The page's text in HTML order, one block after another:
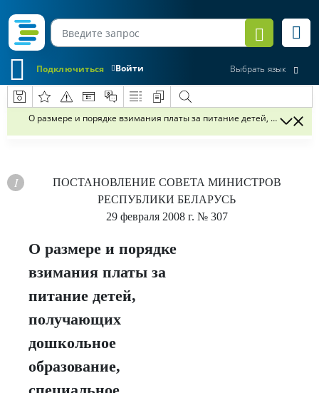
Войти
Подключиться Выбрать язык
О размере и порядке взимания платы за питание детей,
ПОСТАНОВЛЕНИЕ СОВЕТА МИНИСТРОВ
РЕСПУБЛИКИ БЕЛАРУСЬ
29 февраля 2008 г. № 307
О размере и порядке
взимания платы за
питание детей,
получающих
дошкольное
образование,